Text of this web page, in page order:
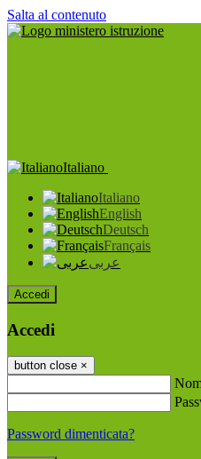
Salta al contenuto
Italiano
Italiano
English
Deutsch
Français
عربى
Accedi
Accedi
button close ×
Password dimenticata?